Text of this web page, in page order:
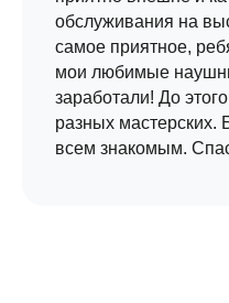
обслуживания на
самое приятное,
мои любимые
заработали! До
разных мастерских.
всем знакомым.